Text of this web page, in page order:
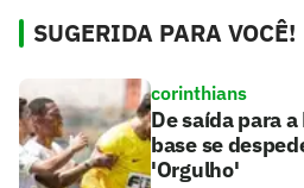
SUGERIDA PARA VOCÊ!
corinthians
De saída para
base se
'Orgulho'